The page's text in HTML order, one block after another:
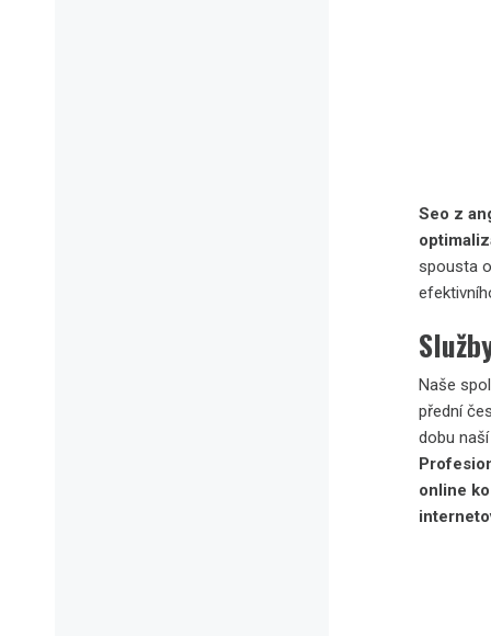
Seo z
spousta
Naše
přední
dobu
online